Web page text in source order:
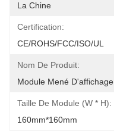
La Chine
Certification:
CE/ROHS/FCC/ISO/UL
Nom De Produit:
Module Mené D'affichage
Taille De Module (W * H):
160mm*160mm